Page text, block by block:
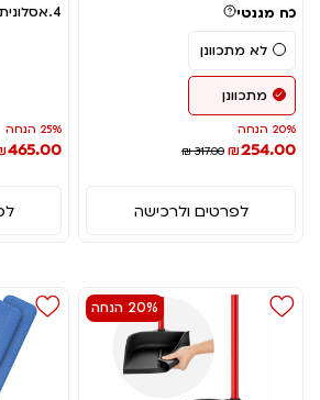
כח מגנטי
לא מתכוונן
מתכוונן
20% הנחה
₪254.00
₪ 317.00
לפרטים ולרכישה
4.אסלונית אפורה
25% הנחה
465.00
20% הנחה